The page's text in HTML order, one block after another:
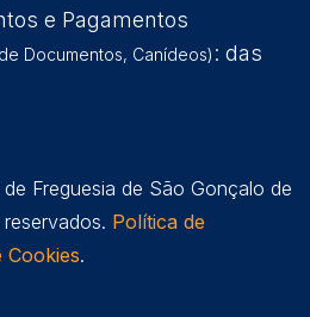
e Pagamentos
Documentos, Canídeos) : das
Freguesia de São Gonçalo de
Política de
Cookies.